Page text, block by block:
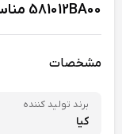
581012BA00 مناسب کیا سورنتو XM
مشخصات
برند تولید کننده
کیا